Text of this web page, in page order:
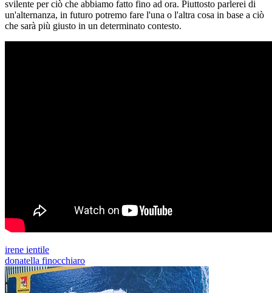
svilente per ciò che abbiamo fatto fino ad ora. Piuttosto parlerei di
un'alternanza, in futuro potremo fare l'una o l'altra cosa in base a ciò
che sarà più giusto in un determinato contesto.
irene ientile
donatella finocchiaro